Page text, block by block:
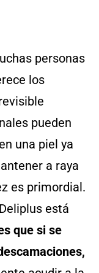
personas
los
pueden
una piel ya
a raya
es primordial.
está
que si se